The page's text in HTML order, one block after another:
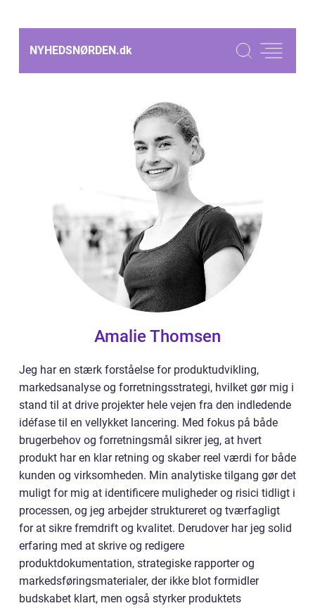
NYHEDSNØRDEN.dk
Amalie Thomsen
Jeg har en stærk forståelse for produktudvikling,
markedsanalyse og forretningsstrategi, hvilket gør mig i
stand til at drive projekter hele vejen fra den indledende
idéfase til en vellykket lancering. Med fokus på både
brugerbehov og forretningsmål sikrer jeg, at hvert
produkt har en klar retning og skaber reel værdi for både
kunden og virksomheden. Min analytiske tilgang gør det
muligt for mig at identificere muligheder og risici tidligt i
processen, og jeg arbejder struktureret og tværfagligt
for at sikre fremdrift og kvalitet. Derudover har jeg solid
erfaring med at skrive og redigere
produktdokumentation, strategiske rapporter og
markedsføringsmaterialer, der ikke blot formidler
budskabet klart, men også styrker produktets